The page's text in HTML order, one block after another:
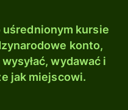
uśrednionym kursie
konto,
wydawać i
jak miejscowi.